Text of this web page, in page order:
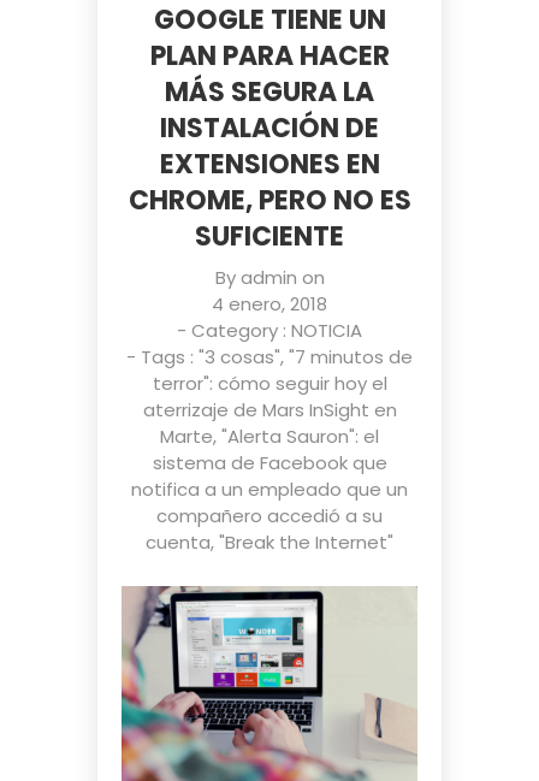
GOOGLE TIENE UN
PLAN PARA HACER
MÁS SEGURA LA
INSTALACIÓN DE
EXTENSIONES EN
CHROME, PERO NO ES
SUFICIENTE
Byadmin on
4 enero, 2018
- Category : NOTICIA
- Tags : "3 cosas","7 minutos de
terror": cómo seguir hoy el
aterrizaje de Mars InSight en
Marte,"Alerta Sauron": el
sistema de Facebook que
notifica a un empleado que un
compañero accedió a su
cuenta,"Break the Internet"